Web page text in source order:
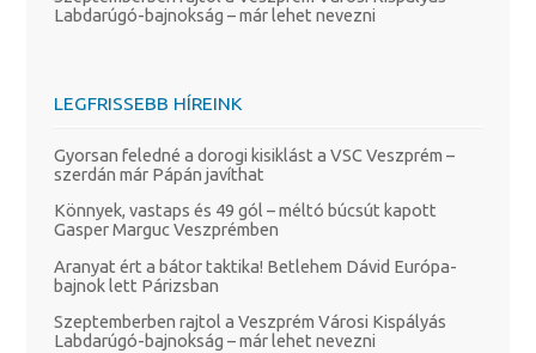
Labdarúgó-bajnokság – már lehet nevezni
LEGFRISSEBB HÍREINK
Gyorsan feledné a dorogi kisiklást a VSC Veszprém –
szerdán már Pápán javíthat
Könnyek, vastaps és 49 gól – méltó búcsút kapott
Gasper Marguc Veszprémben
Aranyat ért a bátor taktika! Betlehem Dávid Európa-
bajnok lett Párizsban
Szeptemberben rajtol a Veszprém Városi Kispályás
Labdarúgó-bajnokság – már lehet nevezni